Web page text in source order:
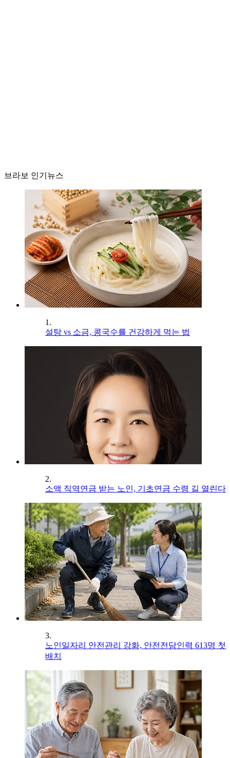
브라보 인기뉴스
1.
설탕 vs 소금, 콩국수를 건강하게 먹는 법
2.
소액 직역연금 받는 노인, 기초연금 수령 길 열린다
3.
노인일자리 안전관리 강화, 안전전담인력 613명 첫
배치